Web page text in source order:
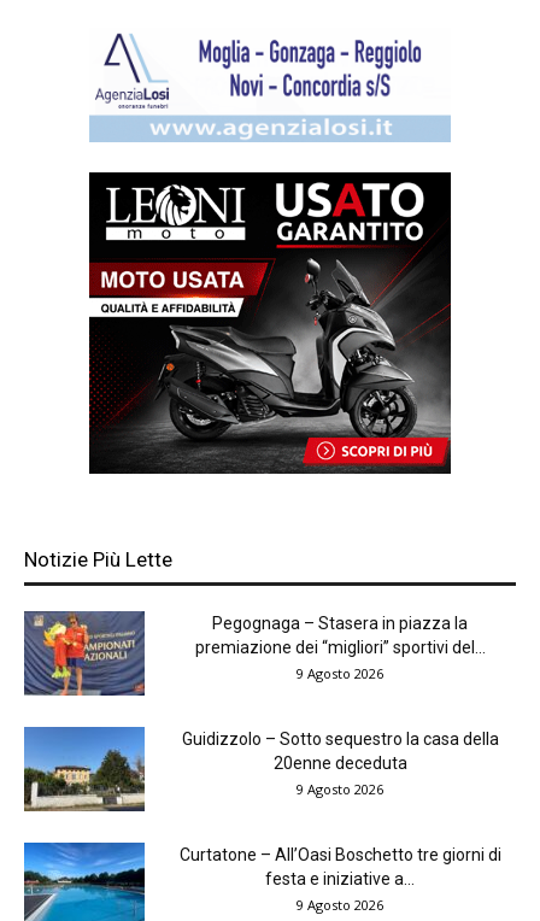
Notizie Più Lette
Pegognaga – Stasera in piazza la
premiazione dei “migliori” sportivi del...
9 Agosto 2026
Guidizzolo – Sotto sequestro la casa della
20enne deceduta
9 Agosto 2026
Curtatone – All’Oasi Boschetto tre giorni di
festa e iniziative a...
9 Agosto 2026